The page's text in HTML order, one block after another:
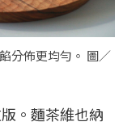
分佈更均勻。 圖／
。麵茶維也納